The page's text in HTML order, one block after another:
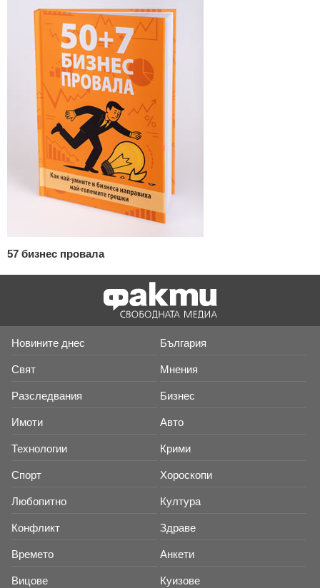
57 бизнес провала
Новините днес България
Свят Мнения
Разследвания Бизнес
Имоти Авто
Технологии Крими
Спорт Хороскопи
Любопитно Култура
Конфликт Здраве
Времето Анкети
Вицове Куизове